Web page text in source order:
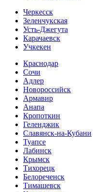
Черкесск
Зеленчукская
Усть-Джегута
Карачаевск
Учкекен
Краснодар
Сочи
Адлер
Новороссийск
Армавир
Анапа
Кропоткин
Геленджик
Славянск-на-Кубани
Туапсе
Лабинск
Крымск
Тихорецк
Белореченск
Тимашевск